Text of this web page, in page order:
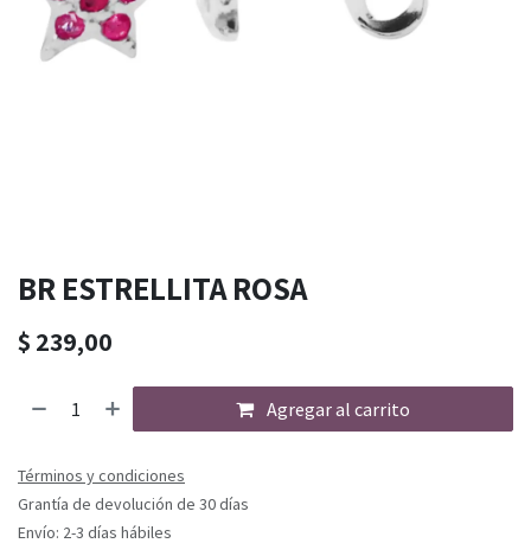
BR ESTRELLITA ROSA
$ 239,00
Agregar al carrito
Términos y condiciones
Grantía de devolución de 30 días
Envío: 2-3 días hábiles